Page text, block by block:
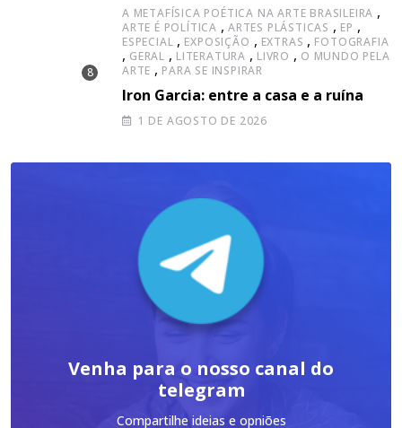
A METAFÍSICA POÉTICA NA ARTE BRASILEIRA ,
ARTE É POLÍTICA , ARTES PLÁSTICAS , EP ,
ESPECIAL , EXPOSIÇÃO , EXTRAS , FOTOGRAFIA
, GERAL , LITERATURA ,LIVRO , O MUNDO PELA
ARTE , PARA SE INSPIRAR
Iron Garcia: entre a casa e a ruína
1 DE AGOSTO DE 2026
Venha para o nosso canal do
telegram
Compartilhe ideias e opniões